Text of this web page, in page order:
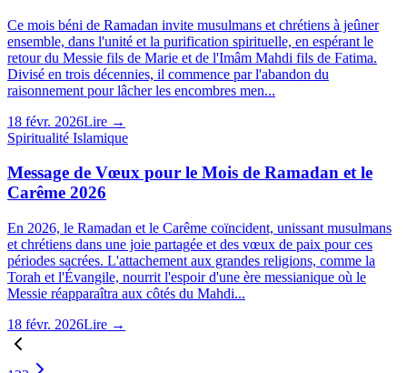
Ce mois béni de Ramadan invite musulmans et chrétiens à jeûner
ensemble, dans l'unité et la purification spirituelle, en espérant le
retour du Messie fils de Marie et de l'Imâm Mahdi fils de Fatima.
Divisé en trois décennies, il commence par l'abandon du
raisonnement pour lâcher les encombres men...
18 févr. 2026Lire →
Spiritualité Islamique
Message de Vœux pour le Mois de Ramadan et le
Carême 2026
En 2026, le Ramadan et le Carême coïncident, unissant musulmans
et chrétiens dans une joie partagée et des vœux de paix pour ces
périodes sacrées. L'attachement aux grandes religions, comme la
Torah et l'Évangile, nourrit l'espoir d'une ère messianique où le
Messie réapparaîtra aux côtés du Mahdi...
18 févr. 2026Lire →